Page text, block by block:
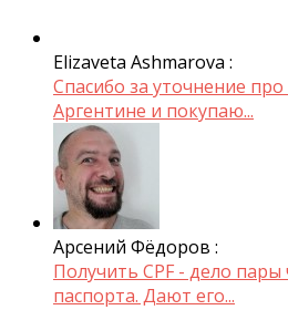
Elizaveta Ashmarova :
Спасибо за уточнение
Аргентине и покупаю...
Арсений Фёдоров :
Получить CPF - дело
паспорта. Дают его...